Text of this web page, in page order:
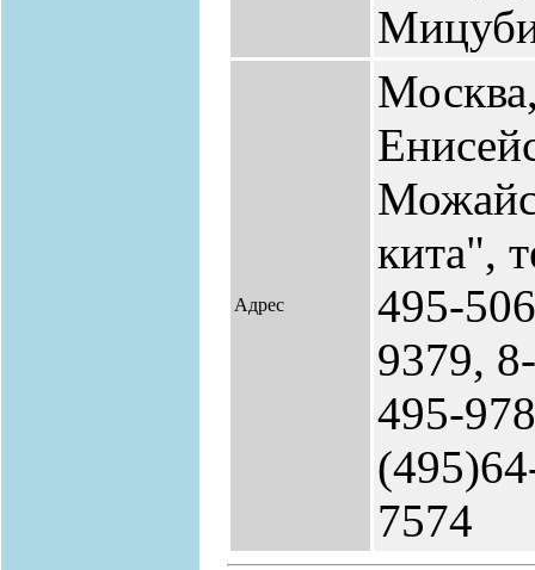
Адрес
кита",
495-
9379,
495-
7574